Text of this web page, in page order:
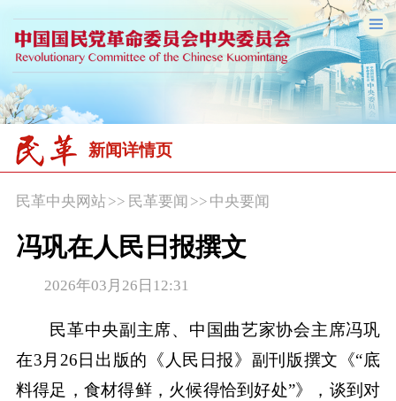
新闻详情页
民革中央网站>> 民革要闻 >> 中央要闻
冯巩在人民日报撰文
2026年03月26日12:31
民革中央副主席、中国曲艺家协会主席冯巩
在3月26日出版的《人民日报》副刊版撰文《“底
料得足，食材得鲜，火候得恰到好处”》，谈到对